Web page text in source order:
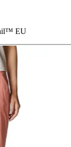
EU